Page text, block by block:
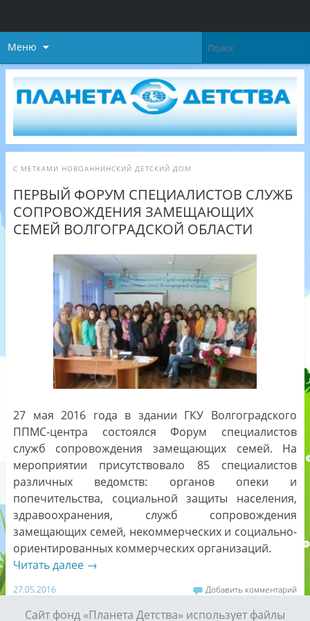
Меню
С МЕТКАМИ НОВОАННИНСКИЙ ДЕТСКИЙ ДОМ
ПЕРВЫЙ ФОРУМ СПЕЦИАЛИСТОВ СЛУЖБ
СОПРОВОЖДЕНИЯ ЗАМЕЩАЮЩИХ
СЕМЕЙ ВОЛГОГРАДСКОЙ ОБЛАСТИ
27 мая 2016 года в здании ГКУ Волгоградского
ППМС-центра состоялся Форум специалистов
служб сопровождения замещающих семей. На
мероприятии присутствовало 85 специалистов
различных ведомств: органов опеки и
попечительства, социальной защиты населения,
здравоохранения, служб сопровождения
замещающих семей, некоммерческих и социально-
ориентированных коммерческих организаций.
Читать далее →
27.05.2016 Добавить комментарий
Сайт фонд «Планета Детства» использует файлы